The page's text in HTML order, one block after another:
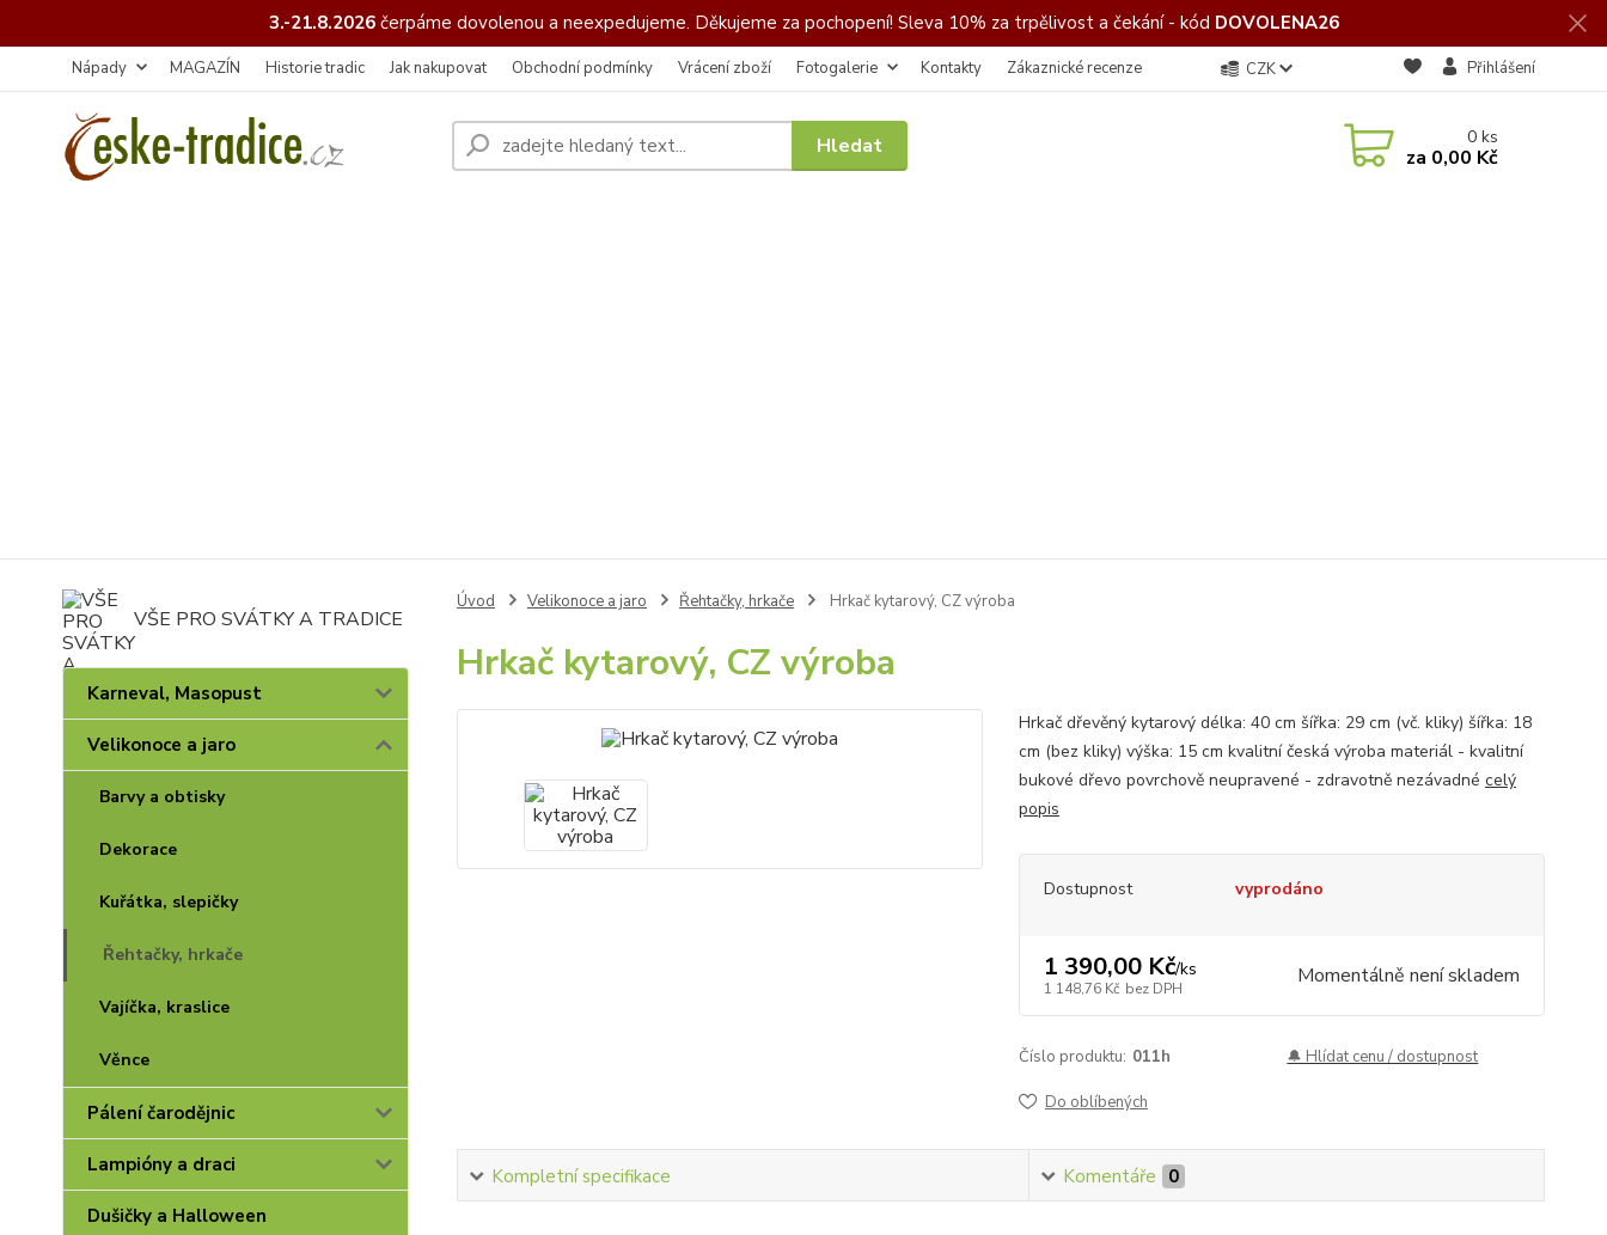
3.-21.8.2026čerpáme dovolenou a neexpedujeme. Děkujeme za pochopení! Sleva 10% za trpělivost a čekání - kód DOVOLENA26
Nápady MAGAZÍN Historie tradic Jak nakupovat Obchodní podmínky Vrácení zboží Fotogalerie Kontakty Zákaznické recenze CZK Přihlášení
Hledat 0ks
za 0,00 Kč
VŠE PRO SVÁTKY A TRADICE
Karneval, Masopust
Velikonoce a jaro
Barvy a obtisky
Dekorace
Kuřátka, slepičky
Řehtačky, hrkače
Vajíčka, kraslice
Věnce
Pálení čarodějnic
Lampióny a draci
Dušičky a Halloween
Úvod Velikonoce a jaro Řehtačky, hrkače Hrkač kytarový, CZ výroba
Hrkač kytarový, CZ výroba
Hrkač dřevěný kytarový délka: 40 cm šířka: 29 cm (vč. kliky) šířka: 18
cm (bez kliky) výška: 15 cm kvalitní česká výroba materiál - kvalitní
bukové dřevo povrchově neupravené - zdravotně nezávadné celý
popis
Dostupnost vyprodáno
1 390,00 Kč/ks
1 148,76 Kč bez DPH Momentálně není skladem
Číslo produktu: 011h 🔔 Hlídat cenu / dostupnost
Do oblíbených
Kompletní specifikace Komentáře 0